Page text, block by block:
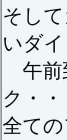
そし
いダ
午前
ク・
全て